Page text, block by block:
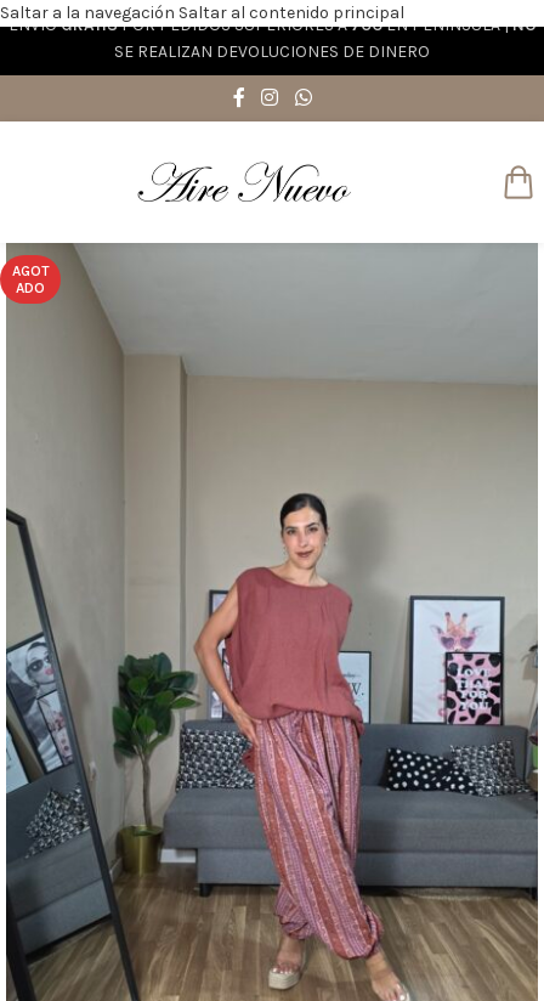
Saltar a la navegación Saltar al contenido principal
ENVÍOGRATISPOR PEDIDOS SUPERIORES A70€EN PENÍNSULA |NO
SE REALIZAN DEVOLUCIONES DE DINERO
AGOT
ADO